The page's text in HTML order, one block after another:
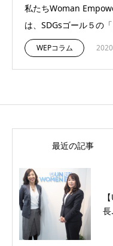
私たちWoman
は、SDGsゴール５の
WEPコラム
最近の記事
長